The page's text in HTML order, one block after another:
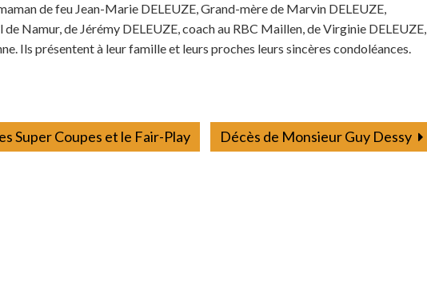
de feu Jean-Marie DELEUZE, Grand-mère de Marvin DELEUZE,
Namur, de Jérémy DELEUZE, coach au RBC Maillen, de Virginie DELEUZE,
Ils présentent à leur famille et leurs proches leurs sincères condoléances.
Super Coupes et le Fair-Play Décès de Monsieur Guy Dessy